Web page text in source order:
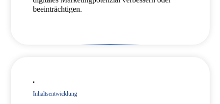
beeinträchtigen.
Inhaltsentwicklung